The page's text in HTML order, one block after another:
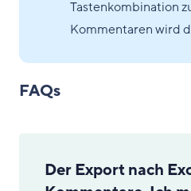
Tastenkombination
Kommentaren wird
FAQs
Der Export nach